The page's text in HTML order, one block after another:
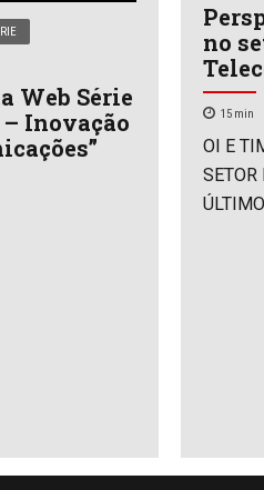
Web Série
Inovação
no
15 min
OI E
SETOR